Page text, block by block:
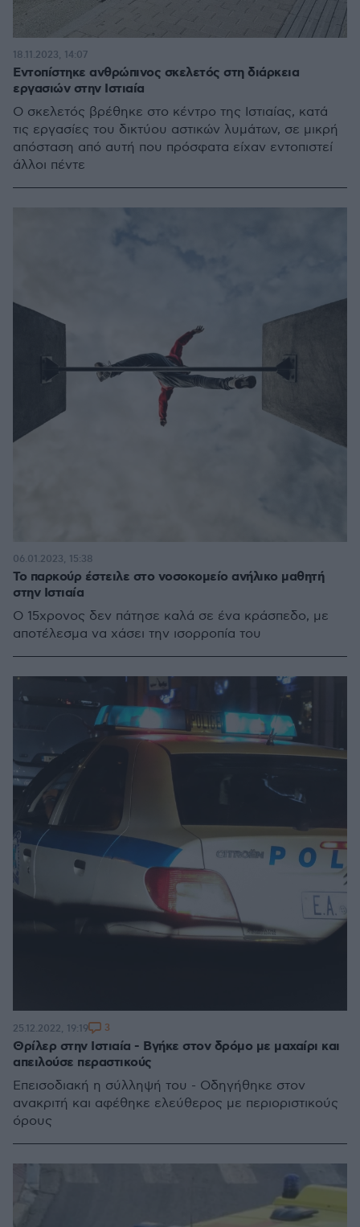
Εντοπίστηκε ανθρώπινος σκελετός στη διάρκεια
εργασιών στην Ιστιαία
Ο σκελετός βρέθηκε στο κέντρο της Ιστιαίας, κατά
τις εργασίες του δικτύου αστικών λυμάτων, σε μικρή
απόσταση από αυτή που πρόσφατα είχαν εντοπιστεί
άλλοι πέντε
18.11.2023, 14:07
Το παρκούρ έστειλε στο νοσοκομείο ανήλικο μαθητή
στην Ιστιαία
Ο 15χρονος δεν πάτησε καλά σε ένα κράσπεδο, με
αποτέλεσμα να χάσει την ισορροπία του
06.01.2023, 15:38
Θρίλερ στην Ιστιαία - Βγήκε στον δρόμο με μαχαίρι και
απειλούσε περαστικούς
Επεισοδιακή η σύλληψή του - Οδηγήθηκε στον
ανακριτή και αφέθηκε ελεύθερος με περιοριστικούς
όρους
25.12.2022, 19:19 3